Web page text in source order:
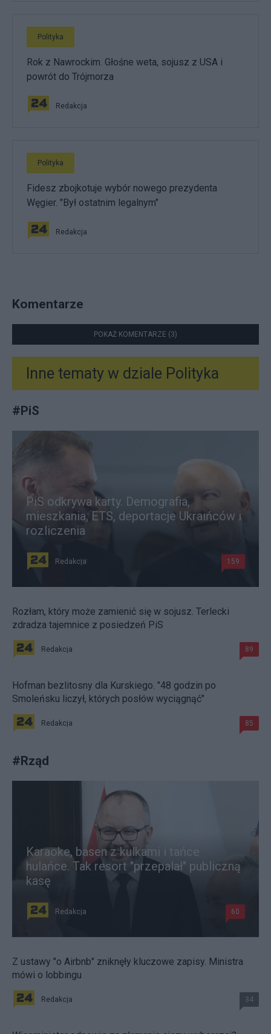
Polityka
Rok z Nawrockim. Głośne weta, sojusz z USA i
powrót do Trójmorza
Redakcja
Polityka
Fidesz zbojkotuje wybór nowego prezydenta
Węgier. "Był ostatnim legalnym"
Redakcja
Komentarze
POKAŻ KOMENTARZE (3)
Inne tematy w dziale Polityka
#PiS
PiS odkrywa karty. Demografia,
mieszkania, ETS, deportacje Ukraińców i
rozliczenia
Redakcja 159
Rozłam, który może zamienić się w sojusz. Terlecki
zdradza tajemnice z posiedzeń PiS
Redakcja 89
Hofman bezlitosny dla Kurskiego. "48 godzin po
Smoleńsku liczył, których posłów wyciągnąć"
Redakcja 85
#Rząd
Karaoke, basen z kulkami i tańce
hulańce. Tak resort "przepalał" publiczną
kasę
Redakcja 60
Z ustawy "o Airbnb" zniknęły kluczowe zapisy. Ministra
mówi o lobbingu
Redakcja 34